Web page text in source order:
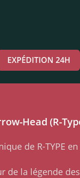
EXPÉDITION 24H
Head (R-
de R-TYPE
de la légende